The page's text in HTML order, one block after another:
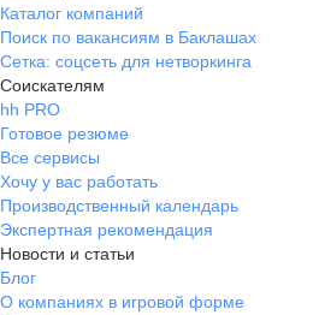
Каталог компаний
Поиск по вакансиям в Баклашах
Сетка: соцсеть для нетворкинга
Соискателям
hh PRO
Готовое резюме
Все сервисы
Хочу у вас работать
Производственный календарь
Экспертная рекомендация
Новости и статьи
Блог
О компаниях в игровой форме